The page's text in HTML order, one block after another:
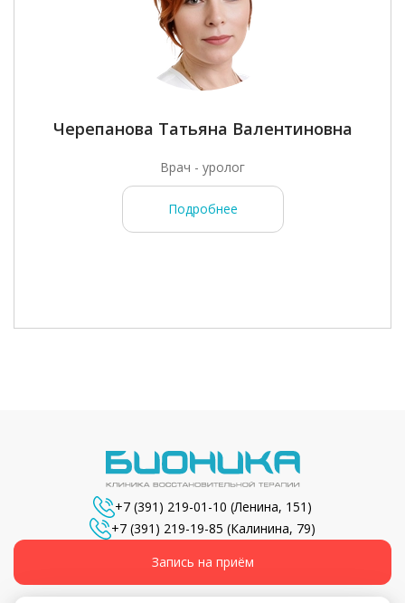
Черепанова Татьяна Валентиновна
Врач - уролог
Подробнее
+7 (391) 219-01-10 (Ленина, 151)
+7 (391) 219-19-85 (Калинина, 79)
Запись на приём